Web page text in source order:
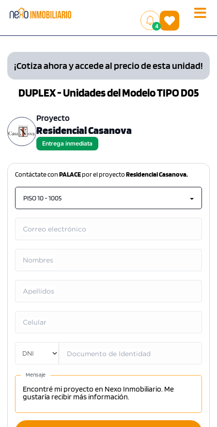
Toggle
4
()
¡Cotiza ahora y accede al precio de esta unidad!
DUPLEX - Unidades del Modelo TIPO D05
Proyecto
Residencial Casanova
Entrega inmediata
Contáctate conPALACEpor el proyectoResidencial Casanova.
PISO 10 - 1005
Correo electrónico
Nombres
Apellidos
Celular
Documento de Identidad
Mensaje